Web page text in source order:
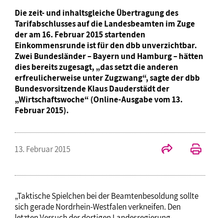
Die zeit- und inhaltsgleiche Übertragung des
Tarifabschlusses auf die Landesbeamten im Zuge
der am 16. Februar 2015 startenden
Einkommensrunde ist für den dbb unverzichtbar.
Zwei Bundesländer – Bayern und Hamburg – hätten
dies bereits zugesagt, „das setzt die anderen
erfreulicherweise unter Zugzwang“, sagte der dbb
Bundesvorsitzende Klaus Dauderstädt der
„Wirtschaftswoche“ (Online-Ausgabe vom 13.
Februar 2015).
13. Februar 2015
„Taktische Spielchen bei der Beamtenbesoldung sollte
sich gerade Nordrhein-Westfalen verkneifen. Den